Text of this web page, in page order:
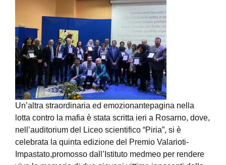
Un’altra straordinaria ed emozionantepagina nella
lotta contro la mafia è stata scritta ieri a Rosarno, dove,
nell’auditorium del Liceo scientifico “Piria”, si è
celebrata la quinta edizione del Premio Valarioti-
Impastato,promosso dall’Istituto medmeo per rendere